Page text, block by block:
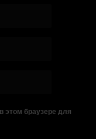
этом браузере для